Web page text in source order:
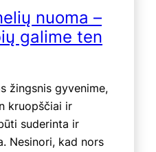
nuoma –
galime ten
žingsnis gyvenime,
kruopščiai ir
suderinta ir
Nesinori, kad nors